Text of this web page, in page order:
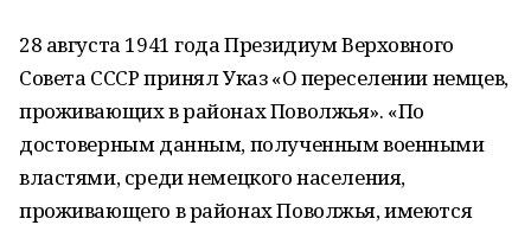
28 августа 1941 года Президиум Верховного
Совета СССР принял Указ «О переселении немцев,
проживающих в районах Поволжья». «По
достоверным данным, полученным военными
властями, среди немецкого населения,
проживающего в районах Поволжья, имеются